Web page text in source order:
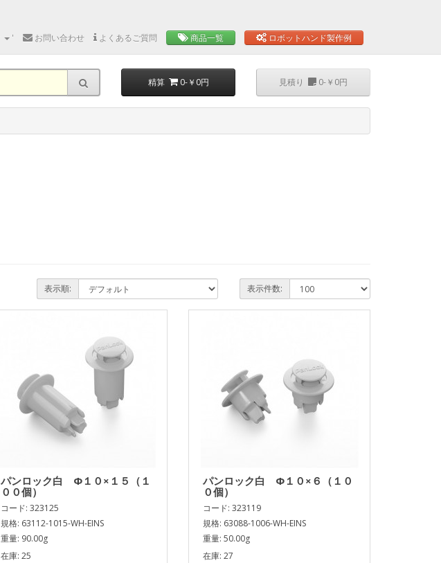
' お問い合わせ よくあるご質問 商品一覧 ロボットハンド製作例
精算 0-￥0円 見積り 0-￥0円
表示順: 表示件数:
パンロック白 Φ１０×１５（１
００個）
コード: 323125
規格: 63112-1015-WH-EINS
重量: 90.00g
在庫: 25
パンロック白 Φ１０×６（１０
０個）
コード: 323119
規格: 63088-1006-WH-EINS
重量: 50.00g
在庫: 27